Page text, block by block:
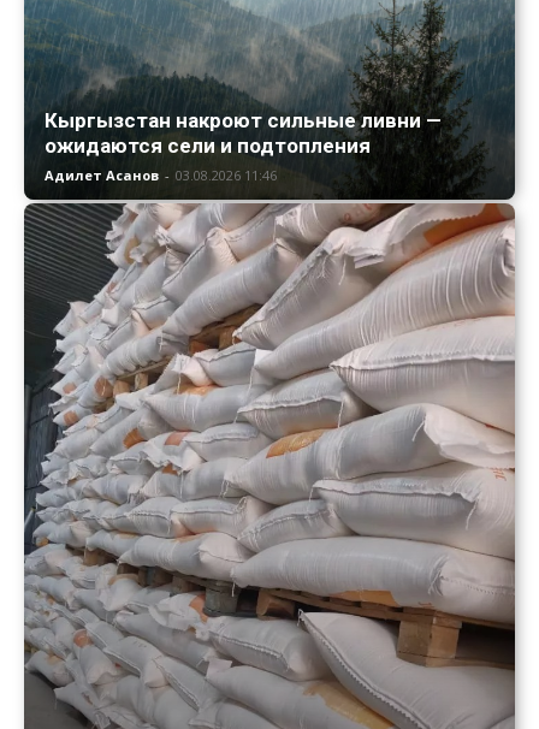
Кыргызстан накроют сильные ливни —
ожидаются сели и подтопления
Адилет Асанов - 03.08.2026 11:46